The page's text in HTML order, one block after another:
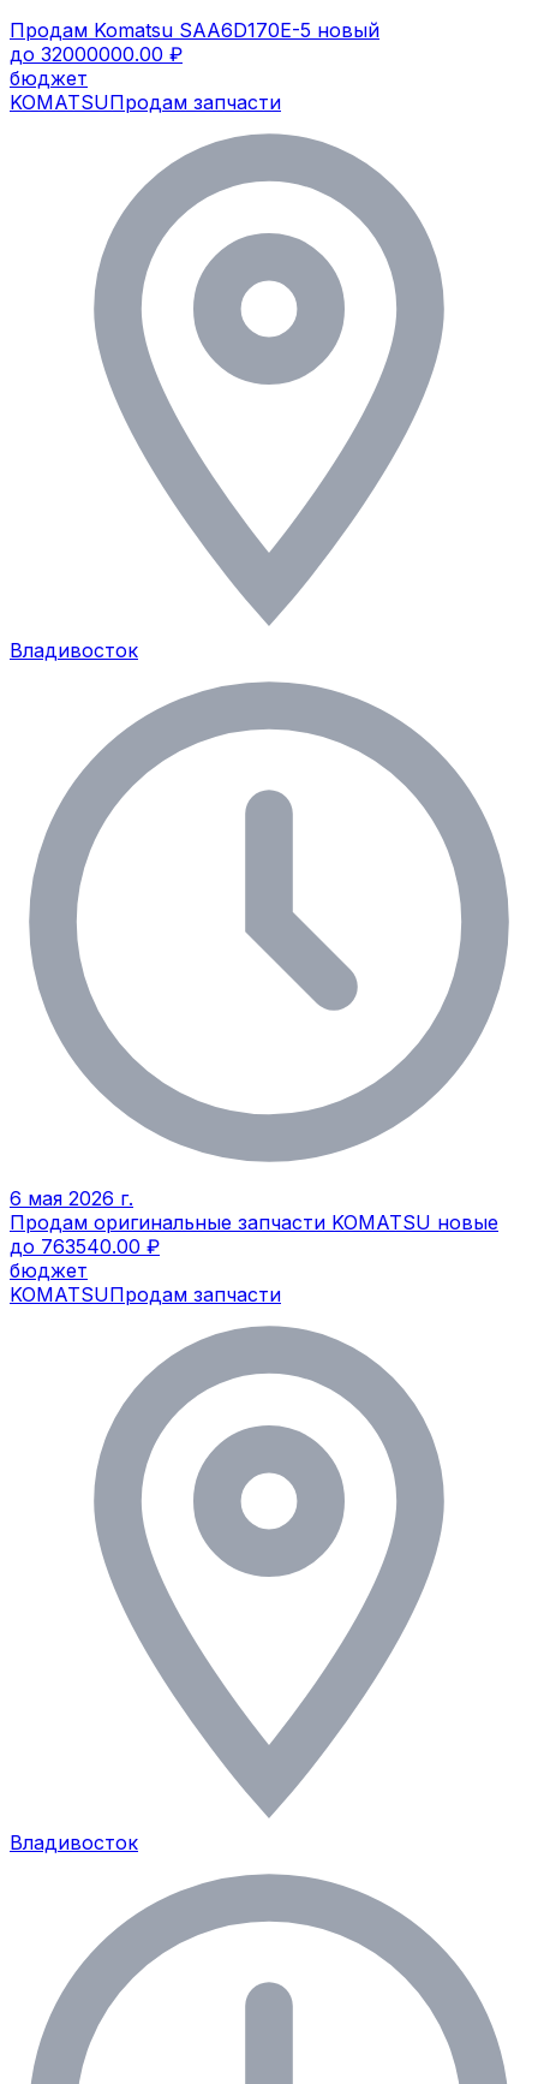
Продам Komatsu SAA6D170E-5 новый
до 32000000.00 ₽
бюджет
KOMATSUПродам запчасти
Владивосток
6 мая 2026 г.
Продам оригинальные запчасти KOMATSU новые
до 763540.00 ₽
бюджет
KOMATSUПродам запчасти
Владивосток